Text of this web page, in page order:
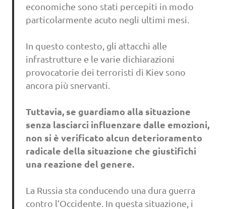
economiche sono stati percepiti in modo
particolarmente acuto negli ultimi mesi.
In questo contesto, gli attacchi alle
infrastrutture e le varie dichiarazioni
provocatorie dei terroristi di Kiev sono
ancora più snervanti.
Tuttavia, se guardiamo alla situazione
senza lasciarci influenzare dalle emozioni,
non si è verificato alcun deterioramento
radicale della situazione che giustifichi
una reazione del genere.
La Russia sta conducendo una dura guerra
contro l’Occidente. In questa situazione, i